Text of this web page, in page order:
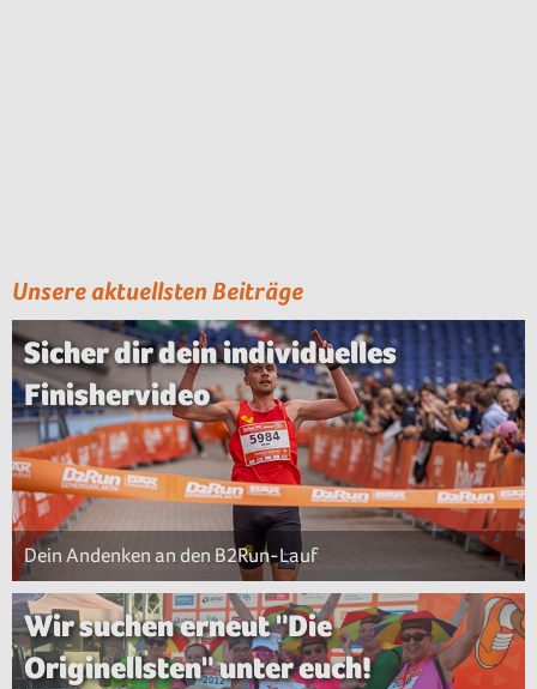
Unsere aktuellsten Beiträge
Sicher dir dein individuelles
Finishervideo
Dein Andenken an den B2Run-Lauf
Wir suchen erneut "Die
Originellsten" unter euch!